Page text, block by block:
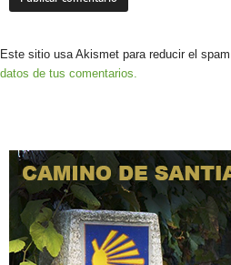
Este sitio usa Akismet para reducir el spam.
datos de tus comentarios.